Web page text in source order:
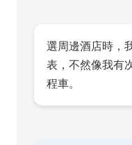
選周邊酒店時，
表，不然像我有
程車。